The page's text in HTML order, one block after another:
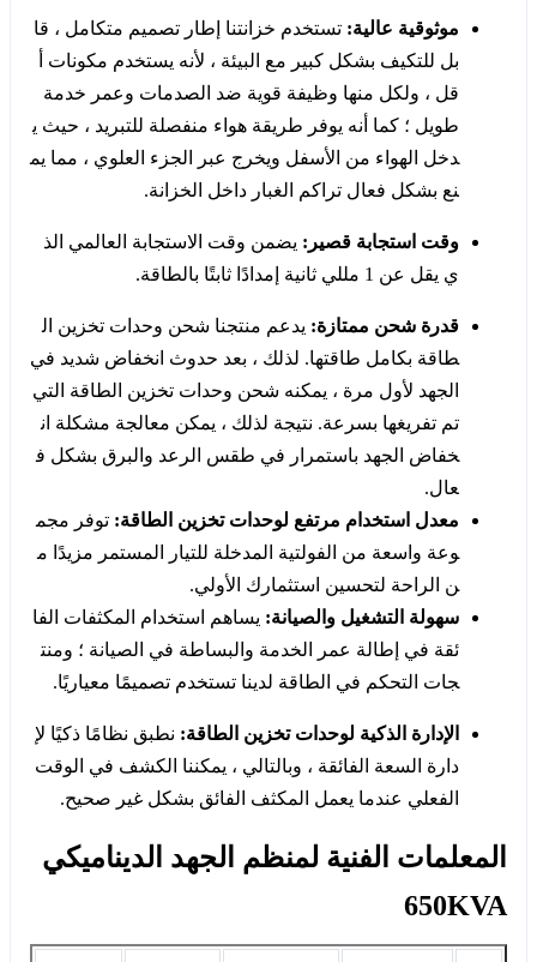
موثوقية عالية: تستخدم خزانتنا إطار تصميم متكامل ، قا
بل للتكيف بشكل كبير مع البيئة ، لأنه يستخدم مكونات أ
قل ، ولكل منها وظيفة قوية ضد الصدمات وعمر خدمة
طويل ؛ كما أنه يوفر طريقة هواء منفصلة للتبريد ، حيث ي
دخل الهواء من الأسفل ويخرج عبر الجزء العلوي ، مما يم
نع بشكل فعال تراكم الغبار داخل الخزانة.
وقت استجابة قصير: يضمن وقت الاستجابة العالمي الذ
ي يقل عن 1 مللي ثانية إمدادًا ثابتًا بالطاقة.
قدرة شحن ممتازة: يدعم منتجنا شحن وحدات تخزين ال
طاقة بكامل طاقتها. لذلك ، بعد حدوث انخفاض شديد في
الجهد لأول مرة ، يمكنه شحن وحدات تخزين الطاقة التي
تم تفريغها بسرعة. نتيجة لذلك ، يمكن معالجة مشكلة ان
خفاض الجهد باستمرار في طقس الرعد والبرق بشكل ف
عال.
معدل استخدام مرتفع لوحدات تخزين الطاقة: توفر مجم
وعة واسعة من الفولتية المدخلة للتيار المستمر مزيدًا م
ن الراحة لتحسين استثمارك الأولي.
سهولة التشغيل والصيانة: يساهم استخدام المكثفات الفا
ئقة في إطالة عمر الخدمة والبساطة في الصيانة ؛ ومنت
جات التحكم في الطاقة لدينا تستخدم تصميمًا معياريًا.
الإدارة الذكية لوحدات تخزين الطاقة: نطبق نظامًا ذكيًا لإ
دارة السعة الفائقة ، وبالتالي ، يمكننا الكشف في الوقت
الفعلي عندما يعمل المكثف الفائق بشكل غير صحيح.
المعلمات الفنية لمنظم الجهد الديناميكي
650KVA